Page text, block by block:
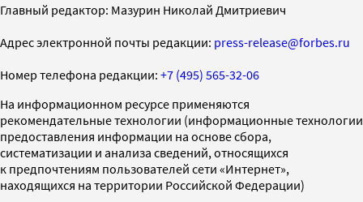
Главный редактор: Мазурин Николай Дмитриевич
Адрес электронной почты редакции: press-release@forbes.ru
Номер телефона редакции: +7 (495) 565-32-06
На информационном ресурсе применяются
рекомендательные технологии (информационные технологии
предоставления информации на основе сбора,
систематизации и анализа сведений, относящихся
к предпочтениям пользователей сети «Интернет»,
находящихся на территории Российской Федерации)